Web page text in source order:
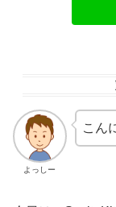
よっしー
こん